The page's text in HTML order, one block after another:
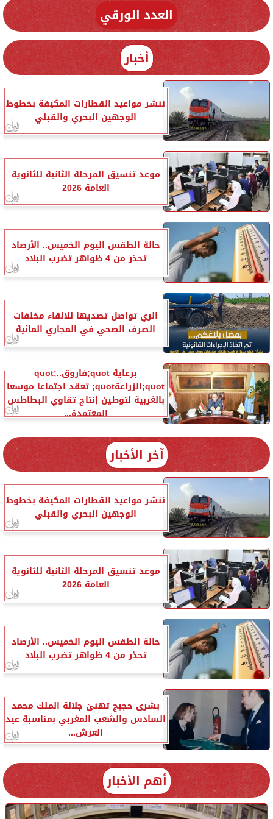
العدد الورقي
أخبار
ننشر مواعيد القطارات المكيفة بخطوط
الوجهين البحري والقبلي
موعد تنسيق المرحلة الثانية للثانوية
العامة 2026
حالة الطقس اليوم الخميس.. الأرصاد
تحذر من 4 ظواهر تضرب البلاد
الري تواصل تصديها للالقاء مخلفات
الصرف الصحي في المجاري المائية
برعاية quot;فاروقquot;..
quot;الزراعةquot; تعقد اجتماعا موسعا
بالغربية لتوطين إنتاج تقاوي البطاطس
المعتمدة...
آخر الأخبار
ننشر مواعيد القطارات المكيفة بخطوط
الوجهين البحري والقبلي
موعد تنسيق المرحلة الثانية للثانوية
العامة 2026
حالة الطقس اليوم الخميس.. الأرصاد
تحذر من 4 ظواهر تضرب البلاد
بشرى حجيج تهنئ جلالة الملك محمد
السادس والشعب المغربي بمناسبة عيد
العرش...
أهم الأخبار